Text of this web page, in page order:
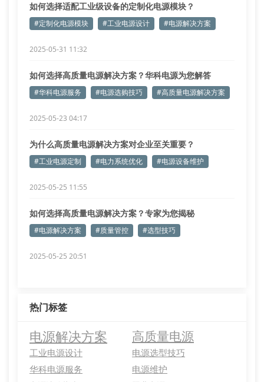
如何选择适配工业级设备的定制化电源模块？
#定制化电源模块 #工业电源设计 #电源解决方案
2025-05-31 11:32
如何选择高质量电源解决方案？华科电源为您解答
#华科电源服务 #电源选购技巧 #高质量电源解决方案
2025-05-23 04:17
为什么高质量电源解决方案对企业至关重要？
#工业电源定制 #电力系统优化 #电源设备维护
2025-05-25 11:55
如何选择高质量电源解决方案？专家为您揭秘
#电源解决方案 #质量管控 #选型技巧
2025-05-25 20:51
热门标签
电源解决方案 高质量电源
工业电源设计
电源选型技巧
华科电源服务
电源维护